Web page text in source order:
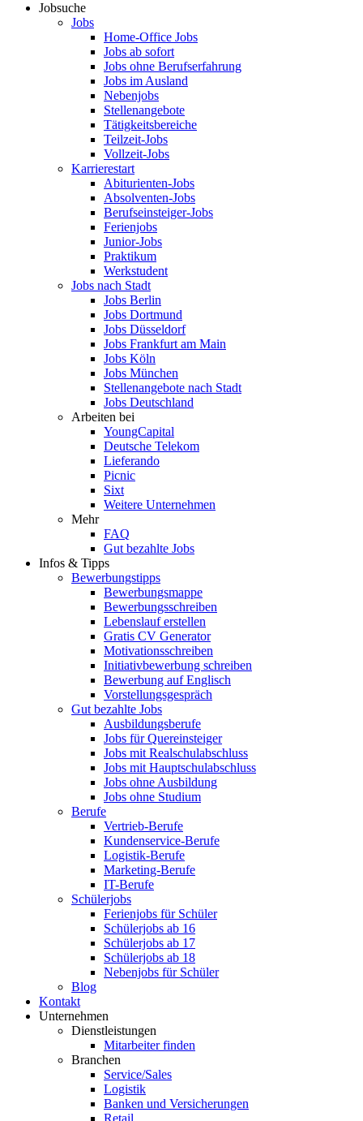
Jobsuche
Jobs
Home-Office Jobs
Jobs ab sofort
Jobs ohne Berufserfahrung
Jobs im Ausland
Nebenjobs
Stellenangebote
Tätigkeitsbereiche
Teilzeit-Jobs
Vollzeit-Jobs
Karrierestart
Abiturienten-Jobs
Absolventen-Jobs
Berufseinsteiger-Jobs
Ferienjobs
Junior-Jobs
Praktikum
Werkstudent
Jobs nach Stadt
Jobs Berlin
Jobs Dortmund
Jobs Düsseldorf
Jobs Frankfurt am Main
Jobs Köln
Jobs München
Stellenangebote nach Stadt
Jobs Deutschland
Arbeiten bei
YoungCapital
Deutsche Telekom
Lieferando
Picnic
Sixt
Weitere Unternehmen
Mehr
FAQ
Gut bezahlte Jobs
Infos & Tipps
Bewerbungstipps
Bewerbungsmappe
Bewerbungsschreiben
Lebenslauf erstellen
Gratis CV Generator
Motivationsschreiben
Initiativbewerbung schreiben
Bewerbung auf Englisch
Vorstellungsgespräch
Gut bezahlte Jobs
Ausbildungsberufe
Jobs für Quereinsteiger
Jobs mit Realschulabschluss
Jobs mit Hauptschulabschluss
Jobs ohne Ausbildung
Jobs ohne Studium
Berufe
Vertrieb-Berufe
Kundenservice-Berufe
Logistik-Berufe
Marketing-Berufe
IT-Berufe
Schülerjobs
Ferienjobs für Schüler
Schülerjobs ab 16
Schülerjobs ab 17
Schülerjobs ab 18
Nebenjobs für Schüler
Blog
Kontakt
Unternehmen
Dienstleistungen
Mitarbeiter finden
Branchen
Service/Sales
Logistik
Banken und Versicherungen
Retail